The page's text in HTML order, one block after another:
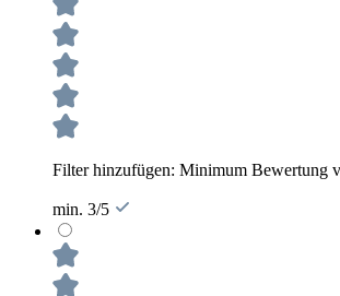
Filter hinzufügen: Minimum Bewertung
min. 3/5